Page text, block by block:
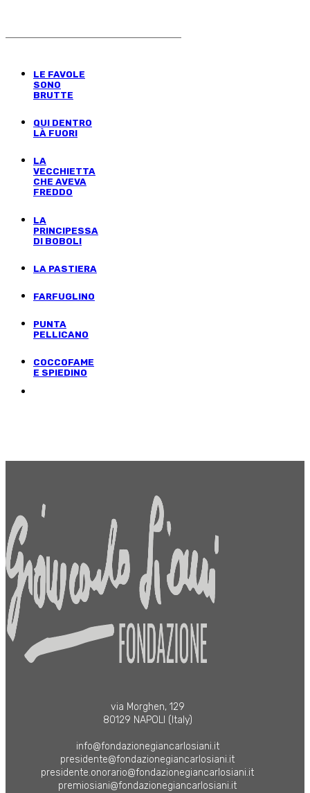
LE FAVOLE
SONO
BRUTTE
QUI DENTRO
LÀ FUORI
LA
VECCHIETTA
CHE AVEVA
FREDDO
LA
PRINCIPESSA
DI BOBOLI
LA PASTIERA
FARFUGLINO
PUNTA
PELLICANO
COCCOFAME
E SPIEDINO
via Morghen, 129
80129 NAPOLI (Italy)
info@fondazionegiancarlosiani.it
presidente@fondazionegiancarlosiani.it
presidente.onorario@fondazionegiancarlosiani.it
premiosiani@fondazionegiancarlosiani.it